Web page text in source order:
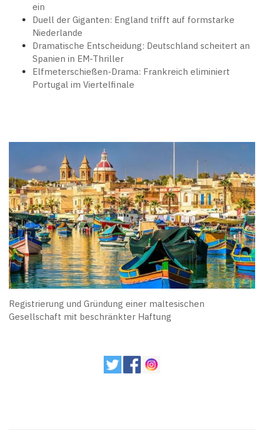
ein
Duell der Giganten: England trifft auf formstarke
Niederlande
Dramatische Entscheidung: Deutschland scheitert an
Spanien in EM-Thriller
Elfmeterschießen-Drama: Frankreich eliminiert
Portugal im Viertelfinale
Registrierung und Gründung einer maltesischen
Gesellschaft mit beschränkter Haftung